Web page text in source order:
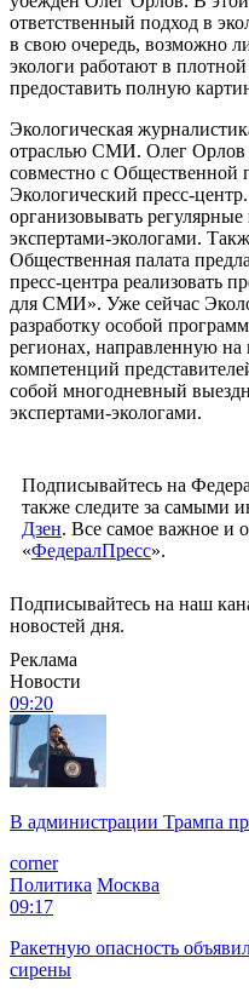
ответственный подход в
в свою очередь, возможно
экологи работают в
предоставить полную
Экологическая
отраслью СМИ. Олег Орлов
совместно с Общественной
Экологический пресс-
организовывать
экспертами-экологами.
Общественная палата
пресс-центра реализовать
для СМИ». Уже сейчас
разработку особой
регионах, направленную
компетенций
собой многодневный
экспертами-экологами.
Подписывайтесь на
также следите за самыми
Дзен. Все самое важное и
«ФедералПресс».
Подписывайтесь на наш
новостей дня.
Реклама
Новости
09:20
В администрации Трампа
corner
Политика Москва
09:17
Ракетную опасность
сирены